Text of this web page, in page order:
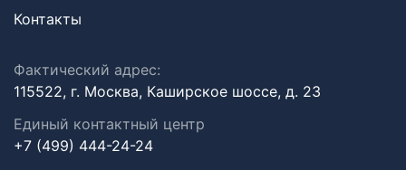
Контакты
Фактический адрес:
115522, г. Москва, Каширское шоссе, д. 23
Единый контактный центр
+7 (499) 444-24-24